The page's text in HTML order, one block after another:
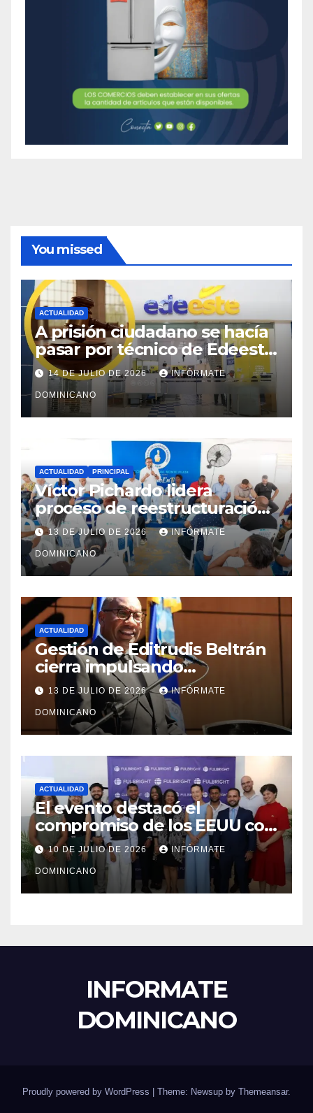
You missed
ACTUALIDAD
A prisión ciudadano se hacía
pasar por técnico de Edeeste
para estafar a dueños de
comercios
14 DE JULIO DE 2026 INFÓRMATE
DOMINICANO
ACTUALIDAD PRINCIPAL
Víctor Pichardo lidera
proceso de reestructuración
y fortalecimiento del PRM en
Monte Plata
13 DE JULIO DE 2026 INFÓRMATE
DOMINICANO
ACTUALIDAD
Gestión de Editrudis Beltrán
cierra impulsando
modernización, expansión y
transformación institucional
13 DE JULIO DE 2026 INFÓRMATE
DOMINICANO
ACTUALIDAD
El evento destacó el
compromiso de los EEUU con
el liderazgo, la innovación y la
excelencia académica por
más de ocho décadas.
10 DE JULIO DE 2026 INFÓRMATE
DOMINICANO
INFORMATE
DOMINICANO
Proudly powered by WordPress Theme: Newsup by Themeansar.